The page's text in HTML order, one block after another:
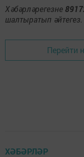
Хәбәрләрегезне
шалтыратып әйтегез.
Перейти
ХӘБӘРЛӘР